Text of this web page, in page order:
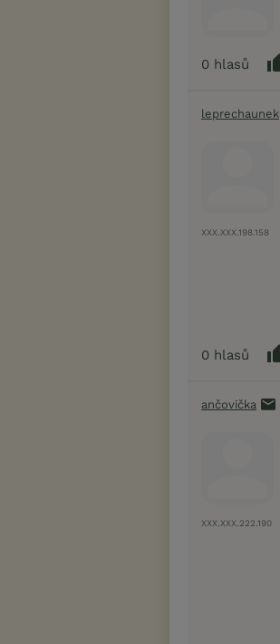
0 hlasů
leprechaunek
XXX.XXX.198.158
0 hlasů
ančovička
XXX.XXX.222.190